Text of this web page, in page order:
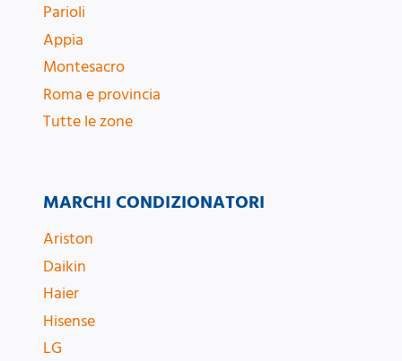
Parioli
Appia
Montesacro
Roma e provincia
Tutte le zone
MARCHI CONDIZIONATORI
Ariston
Daikin
Haier
Hisense
LG